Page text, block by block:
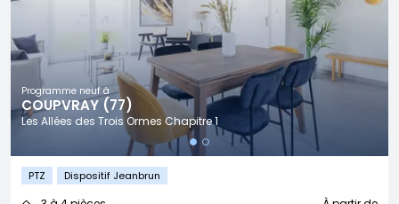
Programme neuf à
COUPVRAY (77)
Les Allées des Trois Ormes Chapitre 1
PTZ Dispositif Jeanbrun